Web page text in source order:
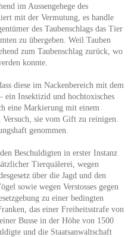
im Aussengehege des
mit der Vermutung, es handle
des Taubenschlags das Tier
zu übergeben. Weil Tauben
zum Taubenschlag zurück, wo
konnte.
diese im Nackenbereich mit dem
ein Insektizid und hochtoxisches
eine Markierung mit einem
sie vom Gift zu reinigen.
genommen.
Beschuldigten in erster Instanz
Tierquälerei, wegen
über die Jagd und den
sowie wegen Verstosses gegen
zu einer bedingten
das einer Freiheitsstrafe von
Busse in der Höhe von 1500
und die Staatsanwaltschaft